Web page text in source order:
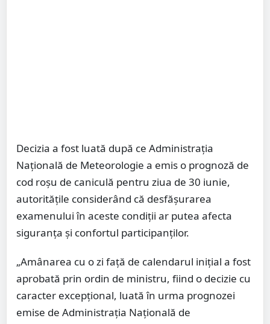
Decizia a fost luată după ce Administrația
Națională de Meteorologie a emis o prognoză de
cod roșu de caniculă pentru ziua de 30 iunie,
autoritățile considerând că desfășurarea
examenului în aceste condiții ar putea afecta
siguranța și confortul participanților.
„Amânarea cu o zi față de calendarul inițial a fost
aprobată prin ordin de ministru, fiind o decizie cu
caracter excepțional, luată în urma prognozei
emise de Administrația Națională de